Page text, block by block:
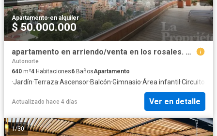
Apartamento·en alquiler
$ 50.000.000
apartamento en arriendo/venta en los rosales. Cod A331
Autonorte
640 m²4 Habitaciones6 BañosApartamento
·Jardín·Terraza·Ascensor·Balcón·Gimnasio·Área infantil ·Circuito
Actualizado hace 4 días Ver en detalle
1/30